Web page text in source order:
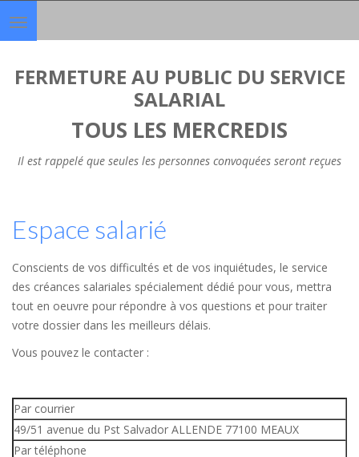
Toggle
navigation
FERMETURE AU PUBLIC DU SERVICE
SALARIAL
TOUS LES MERCREDIS
Il est rappelé que seules les personnes convoquées seront reçues
Espace salarié
Conscients de vos difficultés et de vos inquiétudes, le service
des créances salariales spécialement dédié pour vous, mettra
tout en oeuvre pour répondre à vos questions et pour traiter
votre dossier dans les meilleurs délais.
Vous pouvez le contacter :
Par courrier
49/51 avenue du Pst Salvador ALLENDE 77100 MEAUX
Par téléphone